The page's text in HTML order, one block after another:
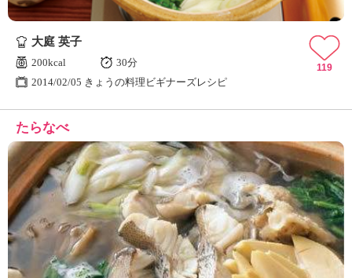
大庭 英子
200kcal
30分
2014/02/05 きょうの料理ビギナーズレシピ
119
たらなべ